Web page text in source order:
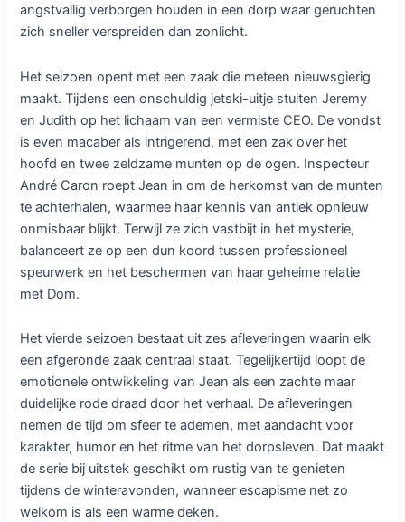
angstvallig verborgen houden in een dorp waar geruchten
zich sneller verspreiden dan zonlicht.
Het seizoen opent met een zaak die meteen nieuwsgierig
maakt. Tijdens een onschuldig jetski-uitje stuiten Jeremy
en Judith op het lichaam van een vermiste CEO. De vondst
is even macaber als intrigerend, met een zak over het
hoofd en twee zeldzame munten op de ogen. Inspecteur
André Caron roept Jean in om de herkomst van de munten
te achterhalen, waarmee haar kennis van antiek opnieuw
onmisbaar blijkt. Terwijl ze zich vastbijt in het mysterie,
balanceert ze op een dun koord tussen professioneel
speurwerk en het beschermen van haar geheime relatie
met Dom.
Het vierde seizoen bestaat uit zes afleveringen waarin elk
een afgeronde zaak centraal staat. Tegelijkertijd loopt de
emotionele ontwikkeling van Jean als een zachte maar
duidelijke rode draad door het verhaal. De afleveringen
nemen de tijd om sfeer te ademen, met aandacht voor
karakter, humor en het ritme van het dorpsleven. Dat maakt
de serie bij uitstek geschikt om rustig van te genieten
tijdens de winteravonden, wanneer escapisme net zo
welkom is als een warme deken.